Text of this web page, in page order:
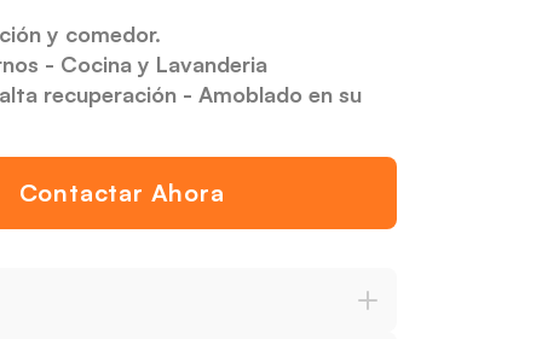
y comedor.
- Cocina y Lavanderia
recuperación - Amoblado en su
Contactar Ahora